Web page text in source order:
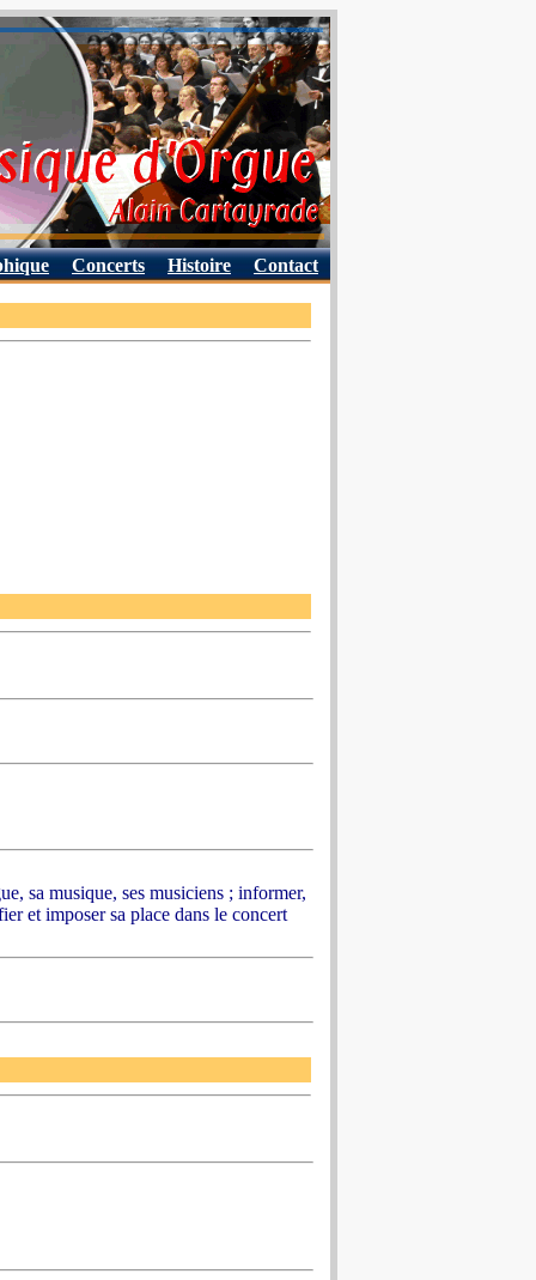
Concerts Histoire Contact
sa musique, ses musiciens ; informer,
et imposer sa place dans le concert